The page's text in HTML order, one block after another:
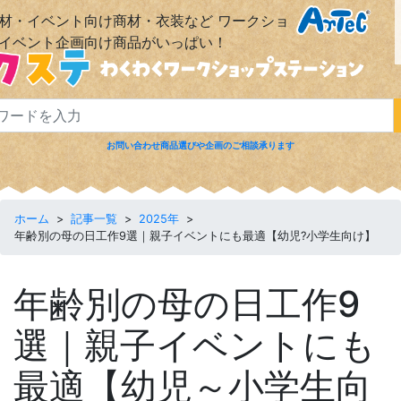
・イベント向け商材・衣装など ワークショ
ベント企画向け商品がいっぱい！
お問い合わせ商品選びや企画のご相談承ります
ホーム | コラム | FAQ | 会社概要
ホーム > 記事一覧 > 2025年 >
年齢別の母の日工作9選｜親子イベントにも最適【幼児?小学生向け】
年齢別の母の日工作9
選｜親子イベントにも
最適【幼児～小学生向